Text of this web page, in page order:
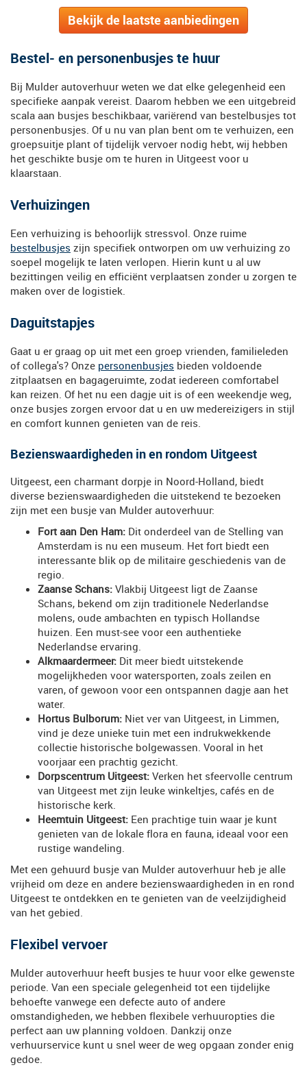
Bekijk de laatste aanbiedingen
Bestel- en personenbusjes te huur
Bij Mulder autoverhuur weten we dat elke gelegenheid een
specifieke aanpak vereist. Daarom hebben we een uitgebreid
scala aan busjes beschikbaar, variërend van bestelbusjes tot
personenbusjes. Of u nu van plan bent om te verhuizen, een
groepsuitje plant of tijdelijk vervoer nodig hebt, wij hebben
het geschikte busje om te huren in Uitgeest voor u
klaarstaan.
Verhuizingen
Een verhuizing is behoorlijk stressvol. Onze ruime
bestelbusjes zijn specifiek ontworpen om uw verhuizing zo
soepel mogelijk te laten verlopen. Hierin kunt u al uw
bezittingen veilig en efficiënt verplaatsen zonder u zorgen te
maken over de logistiek.
Daguitstapjes
Gaat u er graag op uit met een groep vrienden, familieleden
of collega's? Onze personenbusjes bieden voldoende
zitplaatsen en bagageruimte, zodat iedereen comfortabel
kan reizen. Of het nu een dagje uit is of een weekendje weg,
onze busjes zorgen ervoor dat u en uw medereizigers in stijl
en comfort kunnen genieten van de reis.
Bezienswaardigheden in en rondom Uitgeest
Uitgeest, een charmant dorpje in Noord-Holland, biedt
diverse bezienswaardigheden die uitstekend te bezoeken
zijn met een busje van Mulder autoverhuur:
Fort aan Den Ham: Dit onderdeel van de Stelling van
Amsterdam is nu een museum. Het fort biedt een
interessante blik op de militaire geschiedenis van de
regio.
Zaanse Schans: Vlakbij Uitgeest ligt de Zaanse
Schans, bekend om zijn traditionele Nederlandse
molens, oude ambachten en typisch Hollandse
huizen. Een must-see voor een authentieke
Nederlandse ervaring.
Alkmaardermeer: Dit meer biedt uitstekende
mogelijkheden voor watersporten, zoals zeilen en
varen, of gewoon voor een ontspannen dagje aan het
water.
Hortus Bulborum: Niet ver van Uitgeest, in Limmen,
vind je deze unieke tuin met een indrukwekkende
collectie historische bolgewassen. Vooral in het
voorjaar een prachtig gezicht.
Dorpscentrum Uitgeest: Verken het sfeervolle centrum
van Uitgeest met zijn leuke winkeltjes, cafés en de
historische kerk.
Heemtuin Uitgeest: Een prachtige tuin waar je kunt
genieten van de lokale flora en fauna, ideaal voor een
rustige wandeling.
Met een gehuurd busje van Mulder autoverhuur heb je alle
vrijheid om deze en andere bezienswaardigheden in en rond
Uitgeest te ontdekken en te genieten van de veelzijdigheid
van het gebied.
Flexibel vervoer
Mulder autoverhuur heeft busjes te huur voor elke gewenste
periode. Van een speciale gelegenheid tot een tijdelijke
behoefte vanwege een defecte auto of andere
omstandigheden, we hebben flexibele verhuuropties die
perfect aan uw planning voldoen. Dankzij onze
verhuurservice kunt u snel weer de weg opgaan zonder enig
gedoe.